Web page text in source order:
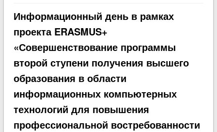
Информационный день в рамках
проекта ERASMUS+
«Совершенствование программы
второй ступени получения высшего
образования в области
информационных компьютерных
технологий для повышения
профессиональной востребованности